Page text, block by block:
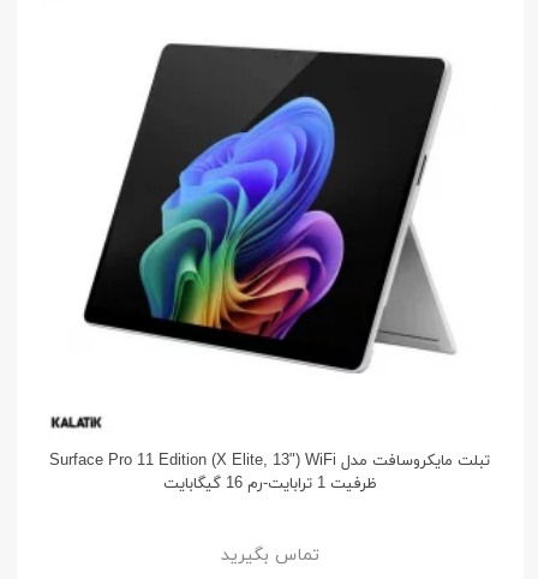
تبلت مایکروسافت مدل Surface Pro 11 Edition (X Elite, 13") WiFi
ظرفیت 1 ترابایت-رم 16 گیگابایت
تماس بگیرید